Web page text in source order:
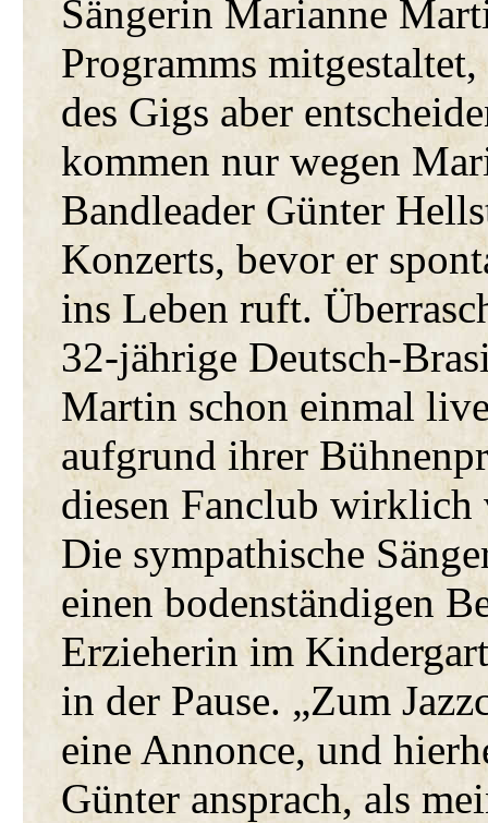
Sängerin Marianne
Programms
des Gigs aber
kommen nur wegen
Bandleader Günter
Konzerts, bevor er
ins Leben ruft.
32-jährige Deutsch-
Martin schon einmal
aufgrund ihrer
diesen Fanclub wirklich
Die sympathische
einen bodenständigen
Erzieherin im
in der Pause. „Zum
eine Annonce, und
Günter ansprach, als